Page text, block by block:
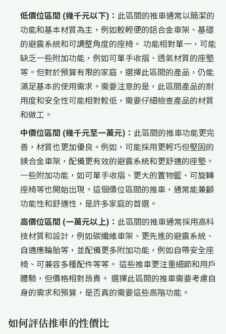
低價位區間 (幾千元以下)： 此區間的推車通常以簡潔的
功能和基本材質為主，例如較輕便的鋁合金車架、基礎
的避震系統和可調整角度的座椅。 功能相對單一，可能
缺乏一些附加功能，例如可單手收摺、透氣材質的座墊
等。但對於預算有限的家庭，選擇此區間的產品，仍能
滿足基本的使用需求。需要注意的是，此區間產品的耐
用度和安全性可能相對較低，需要仔細檢查產品的材質
和做工。
中價位區間 (幾千元至一萬元)： 此區間的推車功能更完
善，材質也更加優良。例如，可能採用更輕巧但堅固的
鎂合金車架，配備更有效的避震系統和更舒適的座墊。
一些附加功能，如可單手收摺、更大的置物籃、可旋轉
座椅等也開始出現。這個價位區間的推車，通常能兼顧
功能性和舒適性，是許多家庭的首選。
高價位區間 (一萬元以上)： 此區間的推車通常採用高科
技材質和設計，例如碳纖維車架、更先進的避震系統、
自適應輪胎等，並配備更多附加功能，例如自帶安全座
椅、可兼容多種配件等等。 這些推車更注重細節和用戶
體驗，但價格相對昂貴。 選擇此區間的推車需要考慮自
身的需求和預算，是否真的需要這些高階功能。
如何評估推車的性價比